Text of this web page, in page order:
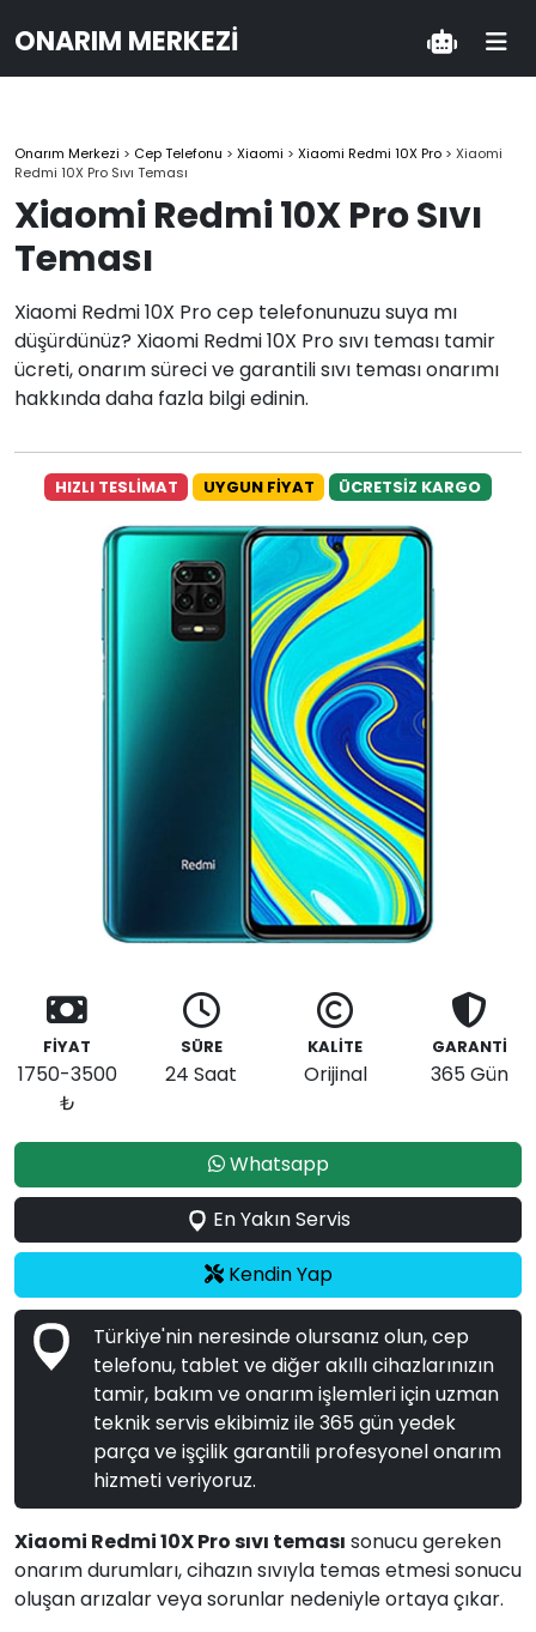
ONARIM MERKEZI
Onarım Merkezi > Cep Telefonu > Xiaomi > Xiaomi Redmi 10X Pro > Xiaomi
Redmi 10X Pro Sıvı Teması
Xiaomi Redmi 10X Pro Sıvı
Teması
Xiaomi Redmi 10X Pro cep telefonunuzu suya mı
düşürdünüz? Xiaomi Redmi 10X Pro sıvı teması tamir
ücreti, onarım süreci ve garantili sıvı teması onarımı
hakkında daha fazla bilgi edinin.
HIZLI TESLİMAT UYGUN FİYAT ÜCRETSİZ KARGO
FİYAT
1750-3500
₺
SÜRE
24 Saat
KALİTE
Orijinal
GARANTİ
365 Gün
Whatsapp
En Yakın Servis
Kendin Yap
Türkiye'nin neresinde olursanız olun, cep
telefonu, tablet ve diğer akıllı cihazlarınızın
tamir, bakım ve onarım işlemleri için uzman
teknik servis ekibimiz ile 365 gün yedek
parça ve işçilik garantili profesyonel onarım
hizmeti veriyoruz.
Xiaomi Redmi 10X Pro sıvı teması sonucu gereken
onarım durumları, cihazın sıvıyla temas etmesi sonucu
oluşan arızalar veya sorunlar nedeniyle ortaya çıkar.